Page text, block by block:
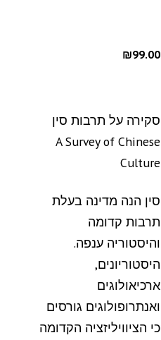
₪99.00
סקירה על תרבות סין
A Survey of Chinese
Culture
סין הנה מדינה בעלת
תרבות קדומה
והיסטוריה ענפה.
היסטוריונים,
ארכיאולוגים
ואנתרופולוגים גורסים
כי הציוויליזציה הקדומה